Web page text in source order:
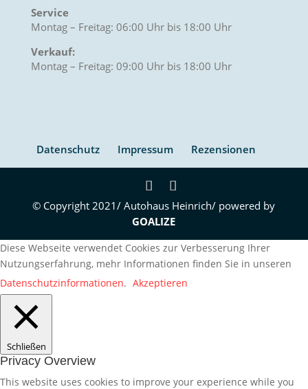
Service
Montag – Freitag: 06:00 Uhr bis 18:00 Uhr
Verkauf:
Montag – Freitag: 09:00 Uhr bis 18:00 Uhr
Datenschutz Impressum Rezensionen
© Copyright 2021/ Autohaus Heinrich/ powered by
GOALIZE
Diese Webseite verwendet Cookies zur Verbesserung Ihrer
Nutzungserfahrung, mehr Informationen finden Sie in unseren
Datenschutzinformationen. Akzeptieren
Schließen
Privacy Overview
This website uses cookies to improve your experience while you